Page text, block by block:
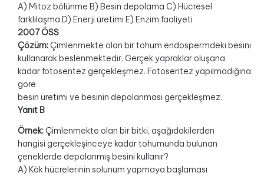
A) Mitoz bölünme B) Besin depolama C) Hücresel
farklılaşma D) Enerji üretimi E) Enzim faaliyeti
2007 ÖSS
Çözüm:Çimlenmekte olan bir tohum endospermdeki besini
kullanarak beslenmektedir. Gerçek yapraklar oluşana
kadar fotosentez gerçekleşmez. Fotosentez yapılmadığına
göre
besin üretimi ve besinin depolanması gerçekleşmez.
Yanıt B
Örnek:Çimlenmekte olan bir bitki, aşağıdakilerden
hangisi gerçekleşinceye kadar tohumunda bulunan
çeneklerde depolanmış besini kullanır?
A) Kök hücrelerinin solunum yapmaya başlaması